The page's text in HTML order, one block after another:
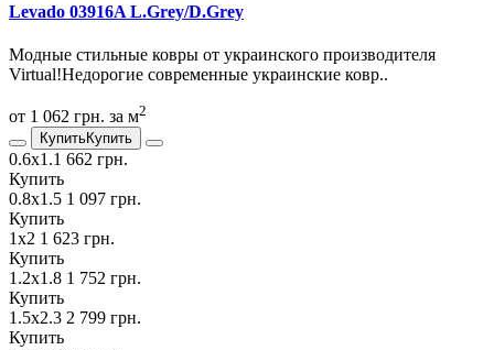
Levado 03916A L.Grey/D.Grey
Модные стильные ковры от украинского производителя
Virtual!Недорогие современные украинские ковр..
от 1 062 грн. за м2
КупитьКупить
0.6х1.1 662 грн.
Купить
0.8х1.5 1 097 грн.
Купить
1х2 1 623 грн.
Купить
1.2х1.8 1 752 грн.
Купить
1.5х2.3 2 799 грн.
Купить